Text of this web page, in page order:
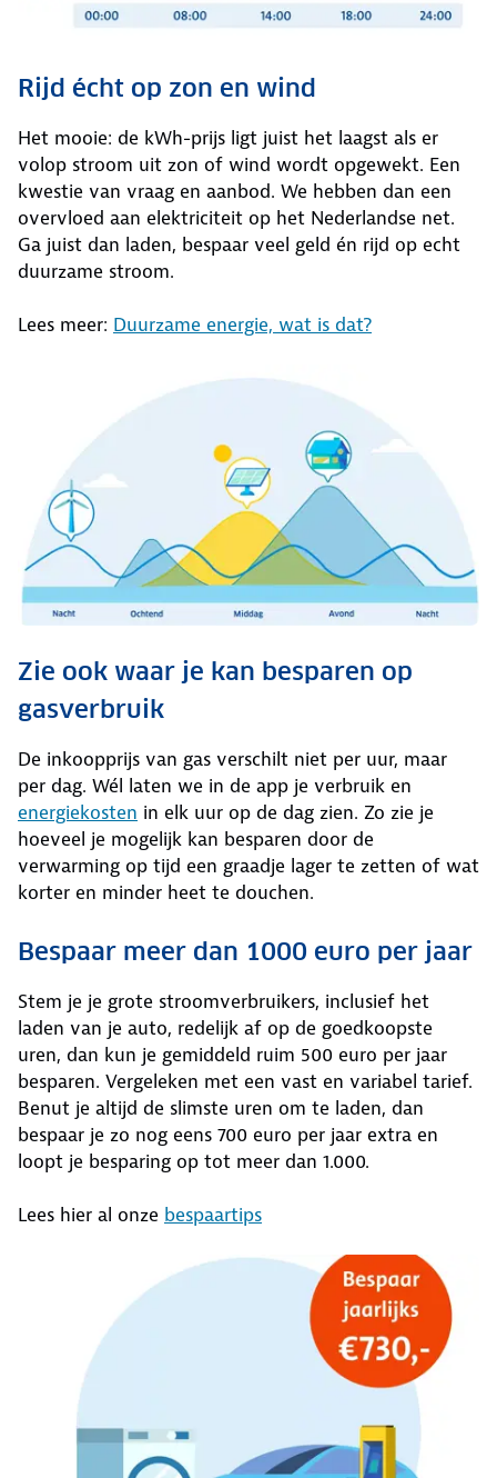
Rijd écht op zon en wind
Het mooie: de kWh-prijs ligt juist het laagst als er
volop stroom uit zon of wind wordt opgewekt. Een
kwestie van vraag en aanbod. We hebben dan een
overvloed aan elektriciteit op het Nederlandse net.
Ga juist dan laden, bespaar veel geld én rijd op echt
duurzame stroom.
Lees meer: Duurzame energie, wat is dat?
Zie ook waar je kan besparen op
gasverbruik
De inkoopprijs van gas verschilt niet per uur, maar
per dag. Wél laten we in de app je verbruik en
energiekosten in elk uur op de dag zien. Zo zie je
hoeveel je mogelijk kan besparen door de
verwarming op tijd een graadje lager te zetten of wat
korter en minder heet te douchen.
Bespaar meer dan 1000 euro per jaar
Stem je je grote stroomverbruikers, inclusief het
laden van je auto, redelijk af op de goedkoopste
uren, dan kun je gemiddeld ruim 500 euro per jaar
besparen. Vergeleken met een vast en variabel tarief.
Benut je altijd de slimste uren om te laden, dan
bespaar je zo nog eens 700 euro per jaar extra en
loopt je besparing op tot meer dan 1.000.
Lees hier al onze bespaartips